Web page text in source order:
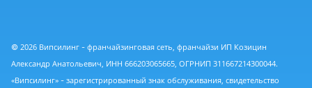
© 2026 Випсилинг - франчайзинговая сеть, франчайзи ИП Козицин
Александр Анатольевич, ИНН 666203065665, ОГРНИП 311667214300044.
«Випсилинг» - зарегистрированный знак обслуживания, свидетельство